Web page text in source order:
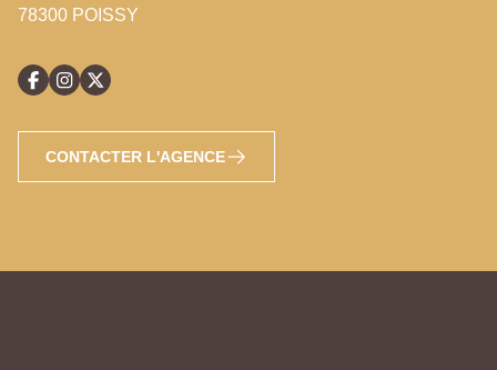
78300 POISSY
CONTACTER L'AGENCE